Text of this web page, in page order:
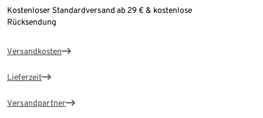
Kostenloser Standardversand ab 29 € & kostenlose
Rücksendung
Versandkosten
Lieferzeit
Versandpartner